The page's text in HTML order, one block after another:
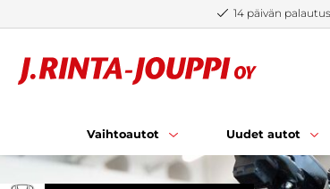
14 päivän
Vaihtoautot Uudet autot